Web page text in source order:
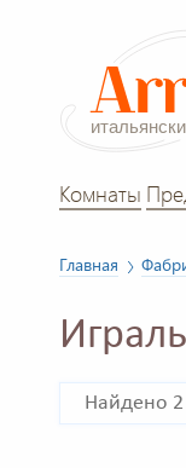
Комнаты
Главная
Найдено 2